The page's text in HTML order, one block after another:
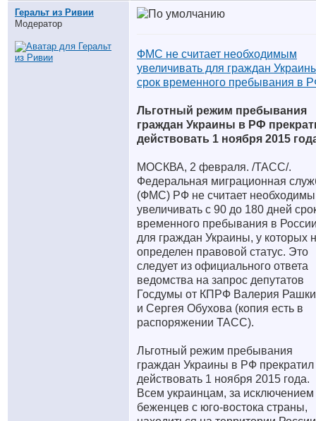
Геральт из Ривии
Модератор
ФМС не считает необходимым
увеличивать для граждан
срок временного пребывания в
Льготный режим пребывания
граждан Украины в РФ
действовать 1 ноября 2015
МОСКВА, 2 февраля. /ТАСС/.
Федеральная миграционная
(ФМС) РФ не считает
увеличивать с 90 до 180 дней
временного пребывания в
для граждан Украины, у которых
определен правовой статус. Это
следует из официального ответа
ведомства на запрос депутатов
Госдумы от КПРФ Валерия
и Сергея Обухова (копия есть в
распоряжении ТАСС).
Льготный режим пребывания
граждан Украины в РФ прекратил
действовать 1 ноября 2015 года.
Всем украинцам, за исключением
беженцев с юго-востока страны,